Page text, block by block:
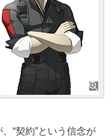
“契約”という信念が